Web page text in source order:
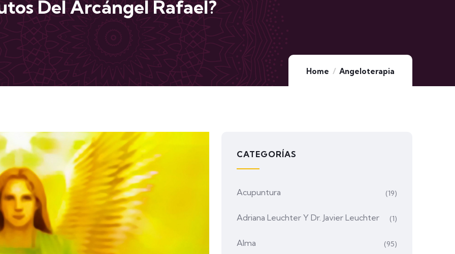
Del Arcángel Rafael?
Home Angeloterapia
CATEGORÍAS
Acupuntura (19)
Adriana Leuchter Y Dr. Javier Leuchter (1)
Alma (95)